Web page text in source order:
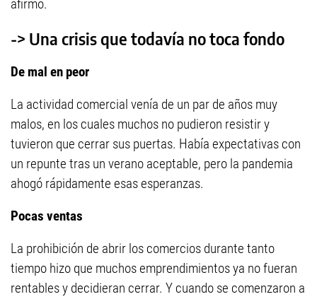
afirmó.
-> Una crisis que todavía no toca fondo
De mal en peor
La actividad comercial venía de un par de años muy
malos, en los cuales muchos no pudieron resistir y
tuvieron que cerrar sus puertas. Había expectativas con
un repunte tras un verano aceptable, pero la pandemia
ahogó rápidamente esas esperanzas.
Pocas ventas
La prohibición de abrir los comercios durante tanto
tiempo hizo que muchos emprendimientos ya no fueran
rentables y decidieran cerrar. Y cuando se comenzaron a